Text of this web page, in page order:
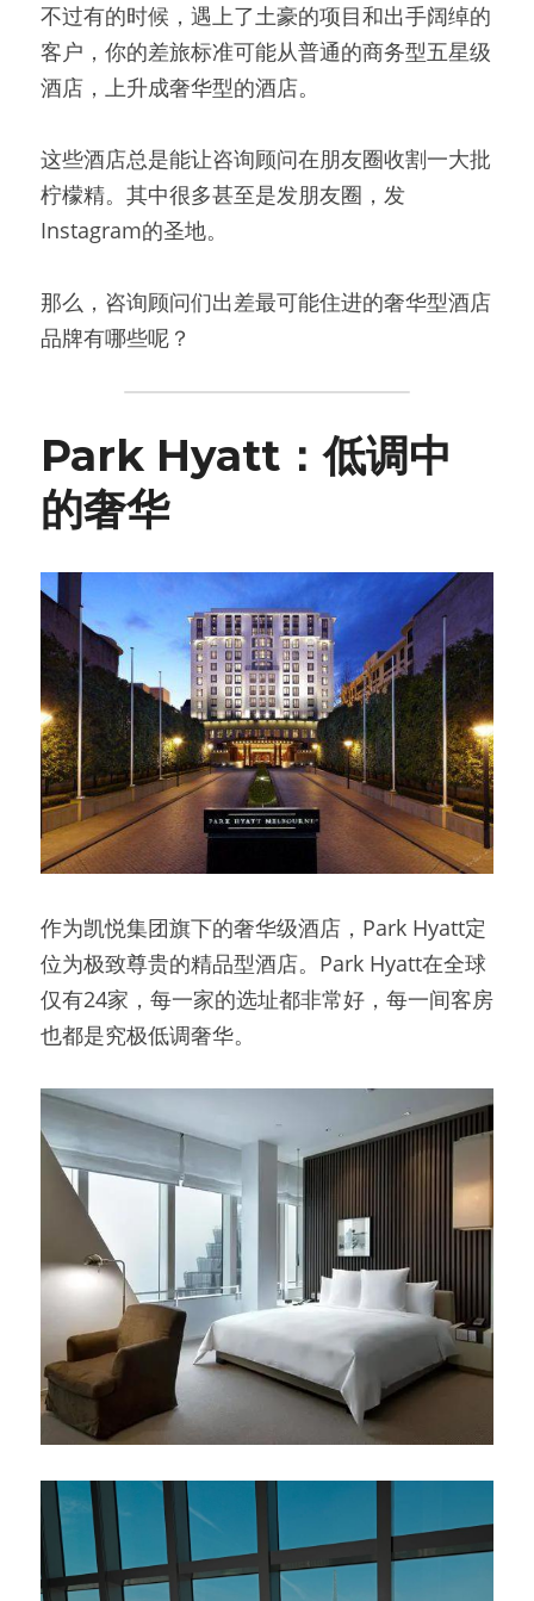
不过有的时候，遇上了土豪的项目和出手阔绰的
客户，你的差旅标准可能从普通的商务型五星级
酒店，上升成奢华型的酒店。
这些酒店总是能让咨询顾问在朋友圈收割一大批
柠檬精。其中很多甚至是发朋友圈，发
Instagram的圣地。
那么，咨询顾问们出差最可能住进的奢华型酒店
品牌有哪些呢？
Park Hyatt：低调中
的奢华
作为凯悦集团旗下的奢华级酒店，Park Hyatt定
位为极致尊贵的精品型酒店。Park Hyatt在全球
仅有24家，每一家的选址都非常好，每一间客房
也都是究极低调奢华。